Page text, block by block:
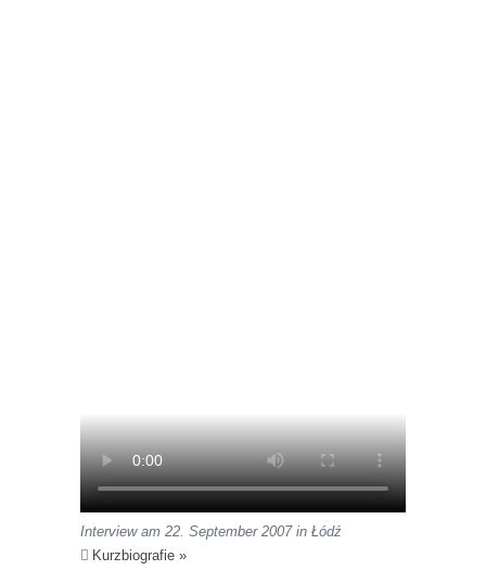
Interview am 22. September 2007 in Łódź
Kurzbiografie »